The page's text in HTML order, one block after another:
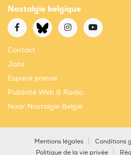
Nostalgie belgique
Contact
Jobs
Espace presse
Publicité Web & Radio
Naar Nostalgie België
Mentions légales
Conditions
Politique de la vie privée